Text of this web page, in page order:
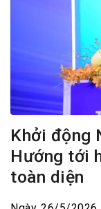
Khởi động
Hướng tới
toàn diện